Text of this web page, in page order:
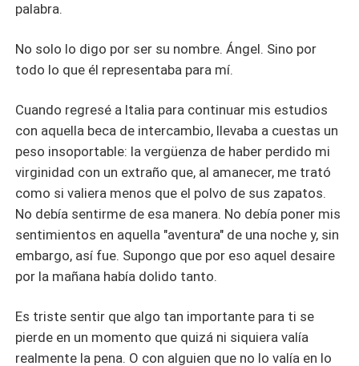
palabra.
No solo lo digo por ser su nombre. Ángel. Sino por
todo lo que él representaba para mí.
Cuando regresé a Italia para continuar mis estudios
con aquella beca de intercambio, llevaba a cuestas un
peso insoportable: la vergüenza de haber perdido mi
virginidad con un extraño que, al amanecer, me trató
como si valiera menos que el polvo de sus zapatos.
No debía sentirme de esa manera. No debía poner mis
sentimientos en aquella "aventura" de una noche y, sin
embargo, así fue. Supongo que por eso aquel desaire
por la mañana había dolido tanto.
Es triste sentir que algo tan importante para ti se
pierde en un momento que quizá ni siquiera valía
realmente la pena. O con alguien que no lo valía en lo